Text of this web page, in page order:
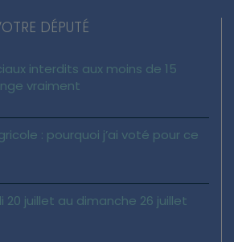
DÉPUTÉ
interdits aux moins de 15
vraiment
: pourquoi j’ai voté pour ce
20 juillet au dimanche 26 juillet